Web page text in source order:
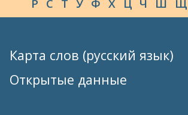
Р С Т У Ф Х Ц Ч Ш Щ
Карта слов (русский язык)
Открытые данные